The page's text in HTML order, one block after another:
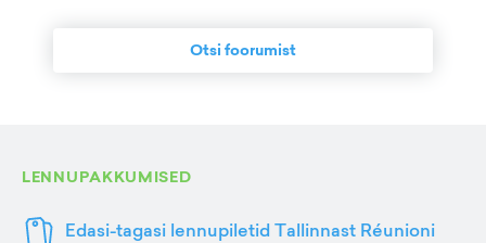
Otsi foorumist
LENNUPAKKUMISED
Edasi-tagasi lennupiletid Tallinnast Réunioni